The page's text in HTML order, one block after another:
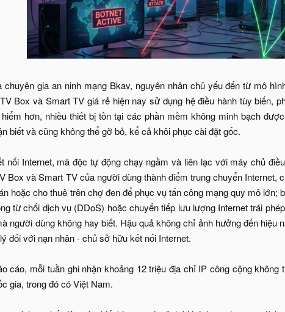
chuyên gia an ninh mạng Bkav, nguyên nhân chủ yếu đến từ mô
Box và Smart TV giá rẻ hiện nay sử dụng hệ điều hành tùy biến,
hơn, nhiều thiết bị tồn tại các phần mềm không minh bạch
biết và cũng không thể gỡ bỏ, kể cả khôi phục cài đặt gốc.
nối Internet, mã độc tự động chạy ngầm và liên lạc với máy chủ
Box và Smart TV của người dùng thành điểm trung chuyển Internet,
hoặc cho thuê trên chợ đen để phục vụ tấn công mạng quy mô
từ chối dịch vụ (DDoS) hoặc chuyển tiếp lưu lượng Internet trái
người dùng không hay biết. Hậu quả không chỉ ảnh hưởng đến hiệu
đối với nạn nhân - chủ sở hữu kết nối Internet.
cáo, mỗi tuần ghi nhận khoảng 12 triệu địa chỉ IP công cộng không
gia, trong đó có Việt Nam.